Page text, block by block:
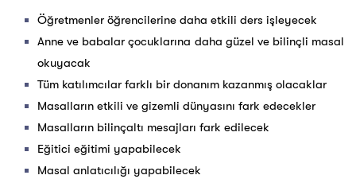
Öğretmenler öğrencilerine daha etkili ders işleyecek
Anne ve babalar çocuklarına daha güzel ve bilinçli masal
okuyacak
Tüm katılımcılar farklı bir donanım kazanmış olacaklar
Masalların etkili ve gizemli dünyasını fark edecekler
Masalların bilinçaltı mesajları fark edilecek
Eğitici eğitimi yapabilecek
Masal anlatıcılığı yapabilecek